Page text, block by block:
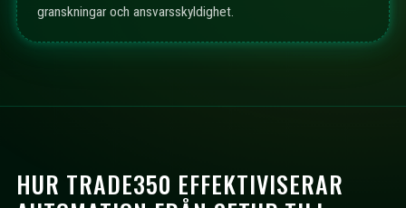
granskningar och ansvarsskyldighet.
HUR TRADE350 EFFEKTIVISERAR